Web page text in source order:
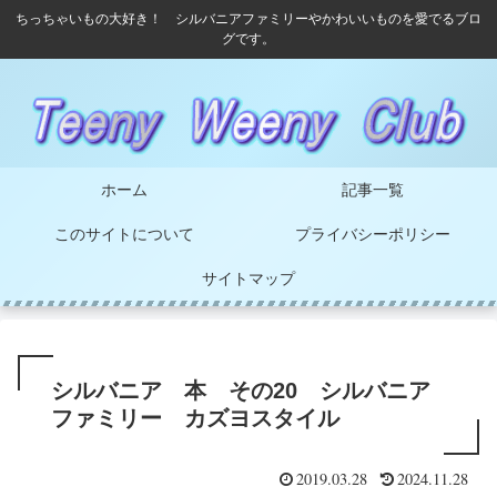
ちっちゃいもの大好き！ シルバニアファミリーやかわいいものを愛でるブロ
グです。
ホーム 記事一覧
このサイトについて プライバシーポリシー
サイトマップ
シルバニア 本 その20 シルバニア
ファミリー カズヨスタイル
2019.03.28 2024.11.28